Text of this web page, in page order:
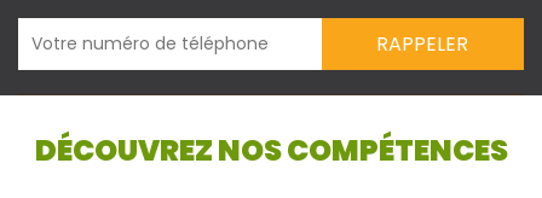
DÉCOUVREZ NOS COMPÉTENCES